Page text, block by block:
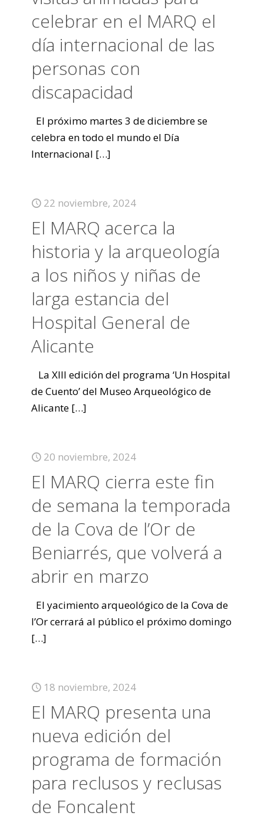
celebrar en el MARQ el
día internacional de las
personas con
discapacidad
El próximo martes 3 de diciembre se
celebra en todo el mundo el Día
Internacional […]
22 noviembre, 2024
El MARQ acerca la
historia y la arqueología
a los niños y niñas de
larga estancia del
Hospital General de
Alicante
La XIII edición del programa ‘Un Hospital
de Cuento’ del Museo Arqueológico de
Alicante […]
20 noviembre, 2024
El MARQ cierra este fin
de semana la temporada
de la Cova de l’Or de
Beniarrés, que volverá a
abrir en marzo
El yacimiento arqueológico de la Cova de
l’Or cerrará al público el próximo domingo
[…]
18 noviembre, 2024
El MARQ presenta una
nueva edición del
programa de formación
para reclusos y reclusas
de Foncalent